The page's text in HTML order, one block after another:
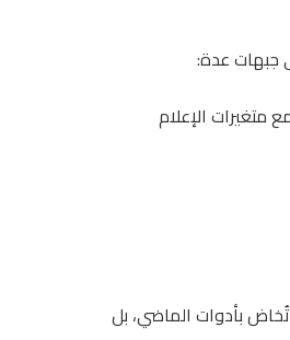
جبهات عدة:
متغيرات الإعلام
بأدوات الماضي، بل